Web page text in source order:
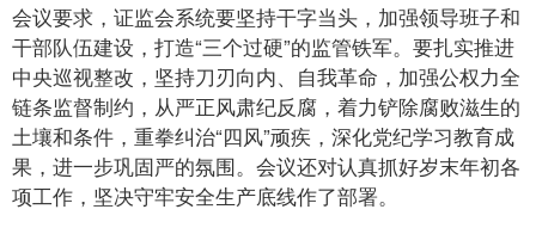
会议要求，证监会系统要坚持干字当头，加强领导班子和
干部队伍建设，打造“三个过硬”的监管铁军。要扎实推进
中央巡视整改，坚持刀刃向内、自我革命，加强公权力全
链条监督制约，从严正风肃纪反腐，着力铲除腐败滋生的
土壤和条件，重拳纠治“四风”顽疾，深化党纪学习教育成
果，进一步巩固严的氛围。会议还对认真抓好岁末年初各
项工作，坚决守牢安全生产底线作了部署。